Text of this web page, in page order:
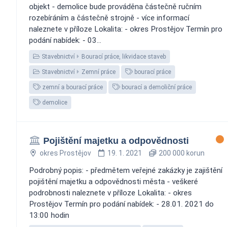
objekt - demolice bude prováděna částečně ručním
rozebíráním a částečně strojně - více informací
naleznete v příloze Lokalita: - okres Prostějov Termín pro
podání nabídek: - 03...
Stavebnictví Bourací práce, likvidace staveb
Stavebnictví Zemní práce bourací práce
zemní a bourací práce bourací a demoliční práce
demolice
Pojištění majetku a odpovědnosti
okres Prostějov 19. 1. 2021 200 000 korun
Podrobný popis: - předmětem veřejné zakázky je zajištění
pojištění majetku a odpovědnosti města - veškeré
podrobnosti naleznete v příloze Lokalita: - okres
Prostějov Termín pro podání nabídek: - 28.01. 2021 do
13:00 hodin